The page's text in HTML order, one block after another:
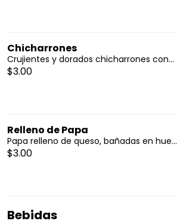
Chicharrones
Crujientes y dorados chicharrones con...
$3.00
Relleno de Papa
Papa relleno de queso, bañadas en hue...
$3.00
Bebidas